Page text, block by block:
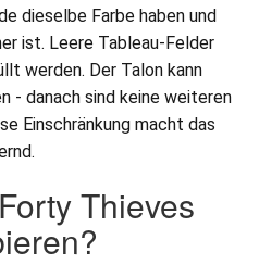
dieselbe Farbe haben und
ist. Leere Tableau-Felder
werden. Der Talon kann
- danach sind keine weiteren
Einschränkung macht das
Thieves